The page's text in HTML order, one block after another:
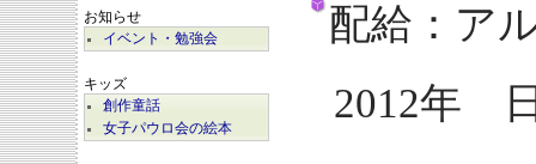
お知らせ
イベント・勉強会
キッズ
創作童話
女子パウロ会の絵本
配給：ア
2012年